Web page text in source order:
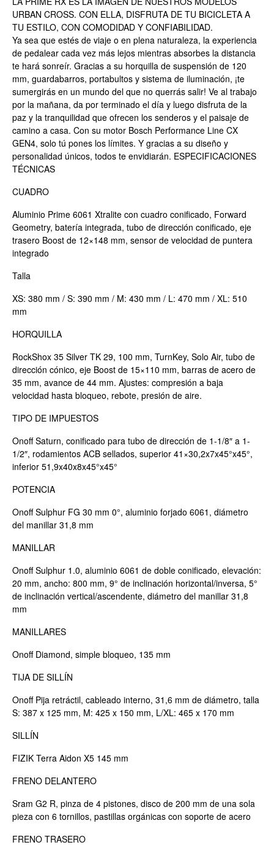
URBAN CROSS. CON ELLA, DISFRUTA DE TU BICICLETA A
TU ESTILO, CON COMODIDAD Y CONFIABILIDAD.
Ya sea que estés de viaje o en plena naturaleza, la experiencia
de pedalear cada vez más lejos mientras absorbes la distancia
te hará sonreír. Gracias a su horquilla de suspensión de 120
mm, guardabarros, portabultos y sistema de iluminación, ¡te
sumergirás en un mundo del que no querrás salir! Ve al trabajo
por la mañana, da por terminado el día y luego disfruta de la
paz y la tranquilidad que ofrecen los senderos y el paisaje de
camino a casa. Con su motor Bosch Performance Line CX
GEN4, solo tú pones los límites. Y gracias a su diseño y
personalidad únicos, todos te envidiarán. ESPECIFICACIONES
TÉCNICAS
CUADRO
Aluminio Prime 6061 Xtralite con cuadro conificado, Forward
Geometry, batería integrada, tubo de dirección conificado, eje
trasero Boost de 12×148 mm, sensor de velocidad de puntera
integrado
Talla
XS: 380 mm / S: 390 mm / M: 430 mm / L: 470 mm / XL: 510
mm
HORQUILLA
RockShox 35 Silver TK 29, 100 mm, TurnKey, Solo Air, tubo de
dirección cónico, eje Boost de 15×110 mm, barras de acero de
35 mm, avance de 44 mm. Ajustes: compresión a baja
velocidad hasta bloqueo, rebote, presión de aire.
TIPO DE IMPUESTOS
Onoff Saturn, conificado para tubo de dirección de 1-1/8″ a 1-
1/2″, rodamientos ACB sellados, superior 41×30,2x7x45°x45°,
inferior 51,9x40x8x45°x45°
POTENCIA
Onoff Sulphur FG 30 mm 0°, aluminio forjado 6061, diámetro
del manillar 31,8 mm
MANILLAR
Onoff Sulphur 1.0, aluminio 6061 de doble conificado, elevación:
20 mm, ancho: 800 mm, 9° de inclinación horizontal/inversa, 5°
de inclinación vertical/ascendente, diámetro del manillar 31,8
mm
MANILLARES
Onoff Diamond, simple bloqueo, 135 mm
TIJA DE SILLÍN
Onoff Pija retráctil, cableado interno, 31,6 mm de diámetro, talla
S: 387 x 125 mm, M: 425 x 150 mm, L/XL: 465 x 170 mm
SILLÍN
FIZIK Terra Aidon X5 145 mm
FRENO DELANTERO
Sram G2 R, pinza de 4 pistones, disco de 200 mm de una sola
pieza con 6 tornillos, pastillas orgánicas con soporte de acero
FRENO TRASERO